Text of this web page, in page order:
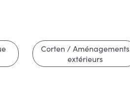
Corten / Aménagements
extérieurs